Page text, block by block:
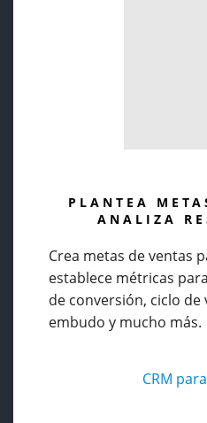
PLANTEA
ANALIZA
Crea metas de ventas
establece métricas
de conversión, ciclo de
embudo y mucho más.
CRM